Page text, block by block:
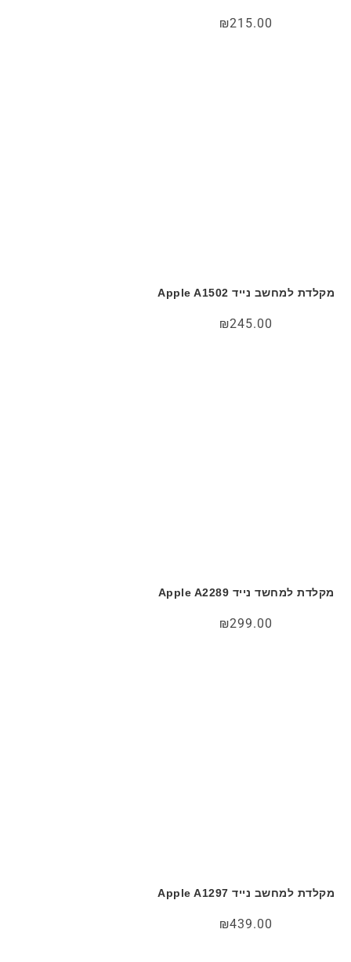
₪215.00
מקלדת למחשב נייד Apple A1502
₪245.00
מקלדת למחשד נייד Apple A2289
₪299.00
מקלדת למחשב נייד Apple A1297
₪439.00